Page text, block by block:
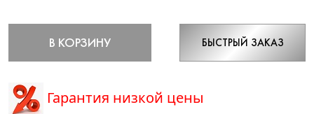
В КОРЗИНУ БЫСТРЫЙ ЗАКАЗ
Гарантия низкой цены